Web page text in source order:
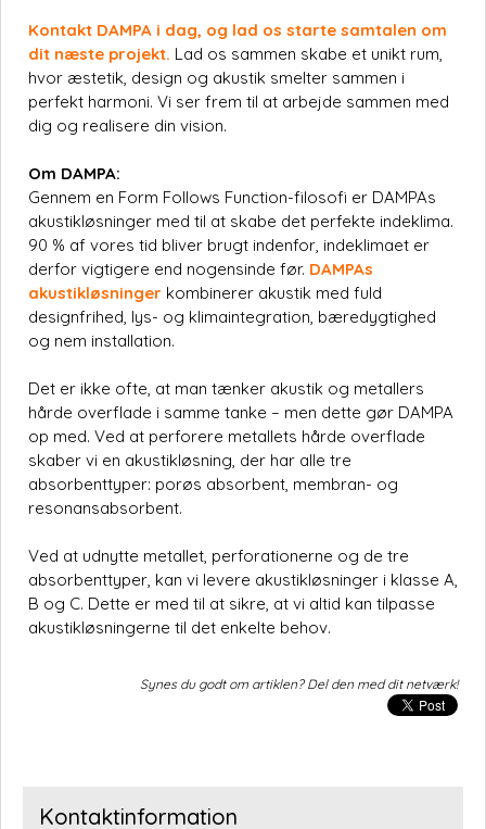
Kontakt DAMPA i dag, og lad os starte samtalen om
dit næste projekt. Lad os sammen skabe et unikt rum,
hvor æstetik, design og akustik smelter sammen i
perfekt harmoni. Vi ser frem til at arbejde sammen med
dig og realisere din vision.
Om DAMPA:
Gennem en Form Follows Function-filosofi er DAMPAs
akustikløsninger med til at skabe det perfekte indeklima.
90 % af vores tid bliver brugt indenfor, indeklimaet er
derfor vigtigere end nogensinde før. DAMPAs
akustikløsninger kombinerer akustik med fuld
designfrihed, lys- og klimaintegration, bæredygtighed
og nem installation.
Det er ikke ofte, at man tænker akustik og metallers
hårde overflade i samme tanke – men dette gør DAMPA
op med. Ved at perforere metallets hårde overflade
skaber vi en akustikløsning, der har alle tre
absorbenttyper: porøs absorbent, membran- og
resonansabsorbent.
Ved at udnytte metallet, perforationerne og de tre
absorbenttyper, kan vi levere akustikløsninger i klasse A,
B og C. Dette er med til at sikre, at vi altid kan tilpasse
akustikløsningerne til det enkelte behov.
Synes du godt om artiklen? Del den med dit netværk!
Kontaktinformation